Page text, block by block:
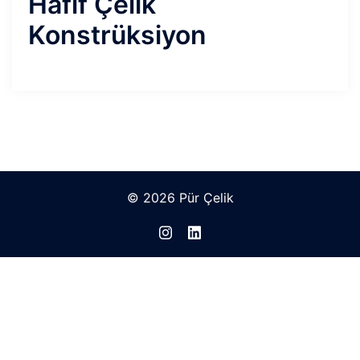
Konstrüksiyon
© 2026 Pür Çelik
https://www.instagram.com/
https://www.linkedin.com/